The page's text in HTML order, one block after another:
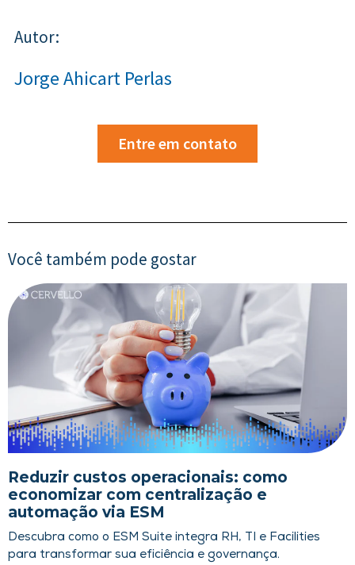
Autor:
Jorge Ahicart Perlas
Entre em contato
Você também pode gostar
Reduzir custos operacionais: como
economizar com centralização e
automação via ESM
Descubra como o ESM Suite integra RH, TI e Facilities
para transformar sua eficiência e governança.